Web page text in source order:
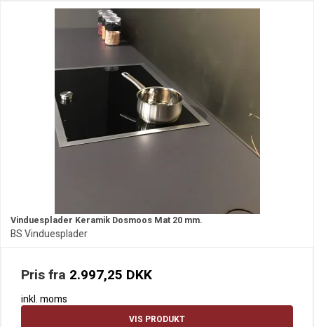
Vinduesplader Keramik Dosmoos Mat 20 mm.
BS Vinduesplader
Pris fra 2.997,25 DKK
inkl. moms
VIS PRODUKT